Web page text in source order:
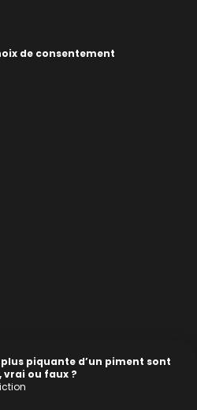
de consentement
piquante d’un piment sont
vrai ou faux ?